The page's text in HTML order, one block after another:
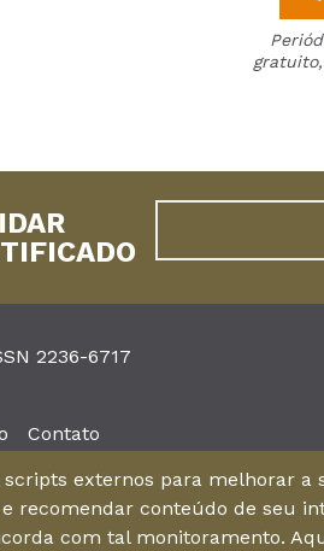
2236-6717
Contato
Desembargador Moreira, No. 2001 –
– Ceará - Brasil - CEP 60170-
externos para melhorar a
recomendar conteúdo de seu
com tal monitoramento.